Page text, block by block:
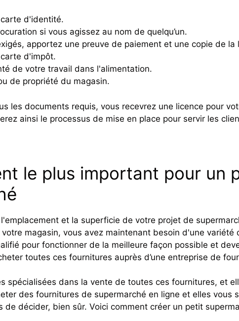
d'identité.
si vous agissez au nom de quelqu’un.
apportez une preuve de paiement et une copie de la
d'impôt.
de votre travail dans l'alimentation.
de propriété du magasin.
les documents requis, vous recevrez une licence pour
ainsi le processus de mise en place pour servir les
le plus important pour un
et la superficie de votre projet de
magasin, vous avez maintenant besoin d'une variété
pour fonctionner de la meilleure façon possible et
toutes ces fournitures auprès d’une entreprise de
spécialisées dans la vente de toutes ces fournitures, et
des fournitures de supermarché en ligne et elles vous
de décider, bien sûr. Voici comment créer un petit